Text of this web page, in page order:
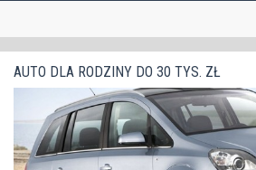
AUTO DLA RODZINY DO 30 TYS. ZŁ